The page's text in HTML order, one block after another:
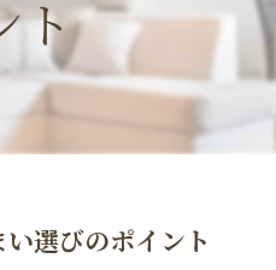
ト
選びのポイント